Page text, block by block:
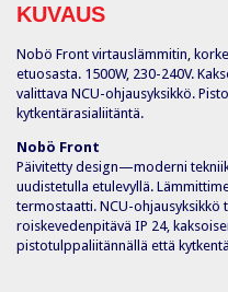
KUVAUS
Nobö Front virtauslämmitin,
etuosasta. 1500W, 230-240V.
valittava NCU-ohjausyksikkö.
kytkentärasialiitäntä.
Nobö Front
Päivitetty design—moderni
uudistetulla etulevyllä.
termostaatti. NCU-ohjausyksikkö
roiskevedenpitävä IP 24,
pistotulppaliitännällä että